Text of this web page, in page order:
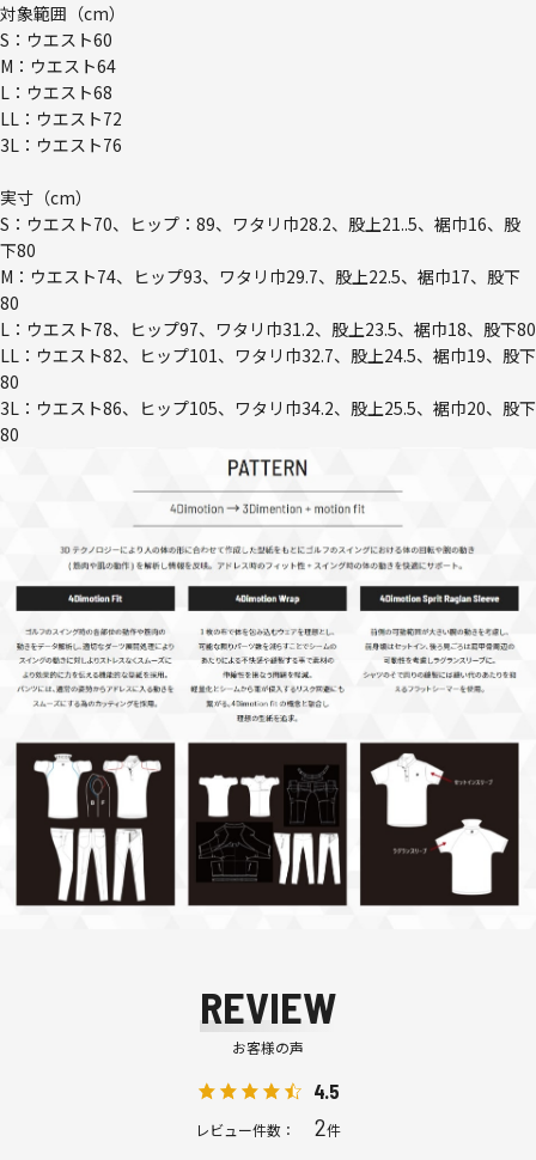
対象範囲（cm）
S：ウエスト60
M：ウエスト64
L：ウエスト68
LL：ウエスト72
3L：ウエスト76
実寸（cm）
S：ウエスト70、ヒップ：89、ワタリ巾28.2、股上21..5、裾巾16、股
下80
M：ウエスト74、ヒップ93、ワタリ巾29.7、股上22.5、裾巾17、股下
80
L：ウエスト78、ヒップ97、ワタリ巾31.2、股上23.5、裾巾18、股下80
LL：ウエスト82、ヒップ101、ワタリ巾32.7、股上24.5、裾巾19、股下
80
3L：ウエスト86、ヒップ105、ワタリ巾34.2、股上25.5、裾巾20、股下
80
REVIEW
お客様の声
4.5
レビュー件数： 2件